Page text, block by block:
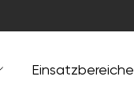
Einsatzbereiche